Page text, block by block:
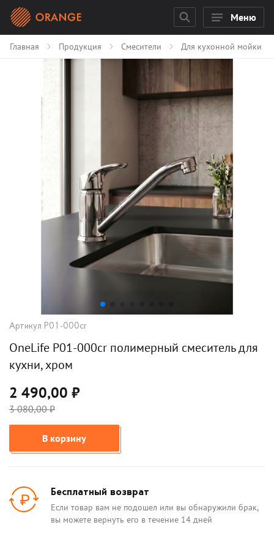
Меню
Главная Продукция Смесители Для кухонной мойки
Артикул P01-000cr
OneLife P01-000cr полимерный смеситель для
кухни, хром
2 490,00 ₽
3 080,00 ₽
В корзину
Бесплатный возврат
Если товар вам не подошел или вы обнаружили брак,
вы можете вернуть его в течение 14 дней